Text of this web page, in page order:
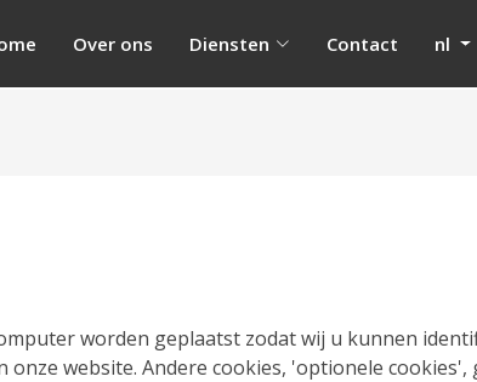
Over ons Diensten Contact nl
worden geplaatst zodat wij u kunnen
website. Andere cookies, 'optionele